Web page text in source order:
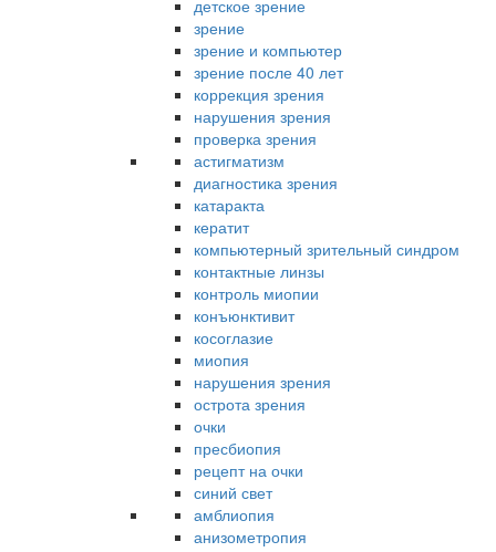
детское зрение
зрение
зрение и компьютер
зрение после 40 лет
коррекция зрения
нарушения зрения
проверка зрения
астигматизм
диагностика зрения
катаракта
кератит
компьютерный зрительный синдром
контактные линзы
контроль миопии
конъюнктивит
косоглазие
миопия
нарушения зрения
острота зрения
очки
пресбиопия
рецепт на очки
синий свет
амблиопия
анизометропия